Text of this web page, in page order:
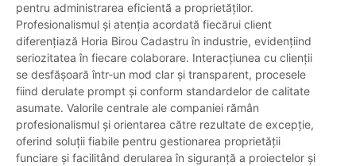
pentru administrarea eficientă a proprietăților.
Profesionalismul și atenția acordată fiecărui client
diferențiază Horia Birou Cadastru în industrie, evidențiind
seriozitatea în fiecare colaborare. Interacțiunea cu clienții
se desfășoară într-un mod clar și transparent, procesele
fiind derulate prompt și conform standardelor de calitate
asumate. Valorile centrale ale companiei rămân
profesionalismul și orientarea către rezultate de excepție,
oferind soluții fiabile pentru gestionarea proprietății
funciare și facilitând derularea în siguranță a proiectelor și